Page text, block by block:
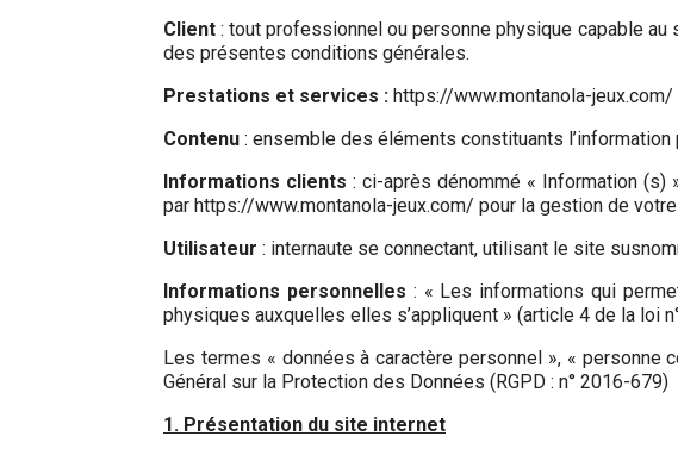
Client : tout professionnel ou personne physique capable
des présentes conditions générales.
Prestations et services : https://www.montanola-
Contenu : ensemble des éléments constituants
Informations clients : ci-après dénommé « Information (s)
par https://www.montanola-jeux.com/ pour la gestion de
Utilisateur : internaute se connectant, utilisant le site
Informations personnelles : « Les informations qui
physiques auxquelles elles s’appliquent » (article 4 de la loi
Les termes « données à caractère personnel », «
Général sur la Protection des Données (RGPD : n° 2016-679)
1. Présentation du site internet